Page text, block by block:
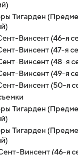
Тигарден
Винсент (46-я
Винсент (47-я
Винсент (48-я
Винсент (49-я
Винсент (50-я
Тигарден
Тигарден
Винсент (46-я